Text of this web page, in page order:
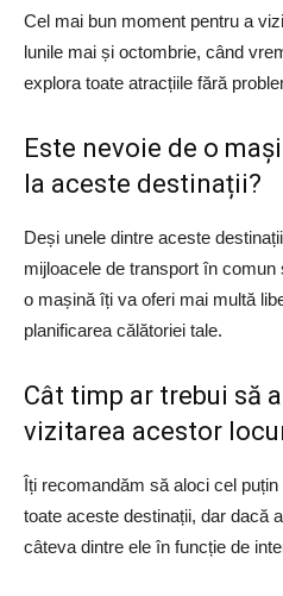
Cel mai bun moment pentru a
lunile mai și octombrie, când
explora toate atracțiile fără
Este nevoie de o
la aceste destinații?
Deși unele dintre aceste
mijloacele de transport în
o mașină îți va oferi mai multă
planificarea călătoriei tale.
Cât timp ar trebui să
vizitarea acestor
Îți recomandăm să aloci cel
toate aceste destinații, dar dacă
câteva dintre ele în funcție de